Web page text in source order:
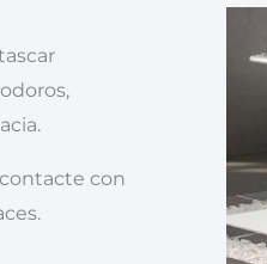
con